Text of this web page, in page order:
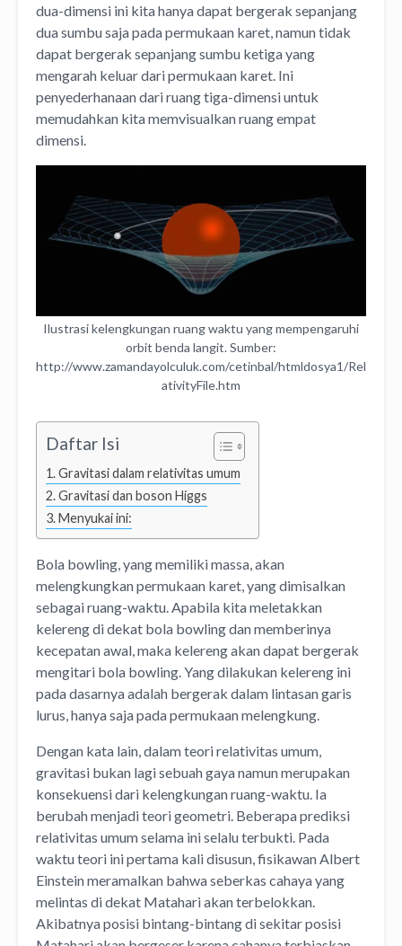
dua-dimensi ini kita hanya dapat bergerak sepanjang
dua sumbu saja pada permukaan karet, namun tidak
dapat bergerak sepanjang sumbu ketiga yang
mengarah keluar dari permukaan karet. Ini
penyederhanaan dari ruang tiga-dimensi untuk
memudahkan kita memvisualkan ruang empat
dimensi.
Ilustrasi kelengkungan ruang waktu yang mempengaruhi
orbit benda langit. Sumber:
http://www.zamandayolculuk.com/cetinbal/htmldosya1/Rel
ativityFile.htm
Daftar Isi
Gravitasi dalam relativitas umum
Gravitasi dan boson Higgs
Menyukai ini:
Bola bowling, yang memiliki massa, akan
melengkungkan permukaan karet, yang dimisalkan
sebagai ruang-waktu. Apabila kita meletakkan
kelereng di dekat bola bowling dan memberinya
kecepatan awal, maka kelereng akan dapat bergerak
mengitari bola bowling. Yang dilakukan kelereng ini
pada dasarnya adalah bergerak dalam lintasan garis
lurus, hanya saja pada permukaan melengkung.
Dengan kata lain, dalam teori relativitas umum,
gravitasi bukan lagi sebuah gaya namun merupakan
konsekuensi dari kelengkungan ruang-waktu. Ia
berubah menjadi teori geometri. Beberapa prediksi
relativitas umum selama ini selalu terbukti. Pada
waktu teori ini pertama kali disusun, fisikawan Albert
Einstein meramalkan bahwa seberkas cahaya yang
melintas di dekat Matahari akan terbelokkan.
Akibatnya posisi bintang-bintang di sekitar posisi